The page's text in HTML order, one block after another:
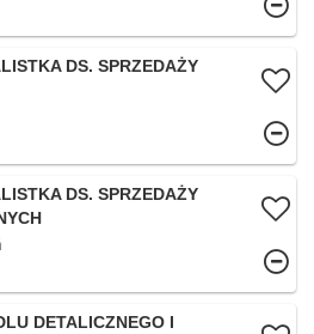
DS. SPRZEDAŻY
DS. SPRZEDAŻY
DETALICZNEGO I